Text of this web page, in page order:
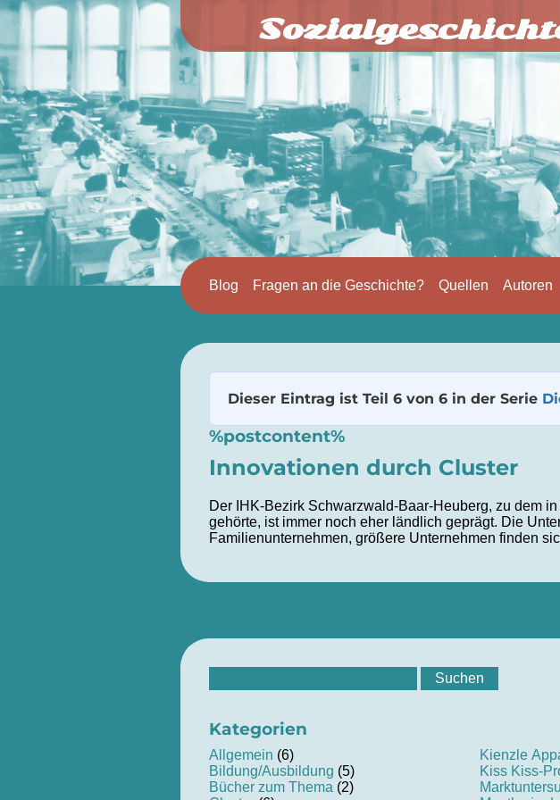
Blog Fragen an die Geschichte? Quellen Autoren
Dieser Eintrag ist Teil 6 von 6 in der Serie
%postcontent%
Innovationen durch Cluster
Der IHK-Bezirk Schwarzwald-Baar-Heuberg, zu dem
gehörte, ist immer noch eher ländlich geprägt. Die
Familienunternehmen, größere Unternehmen finden
nach:
Kategorien
Allgemein (6)
Bildung/Ausbildung (5)
Bücher zum Thema(2)
Kienzle
Kiss Kiss-